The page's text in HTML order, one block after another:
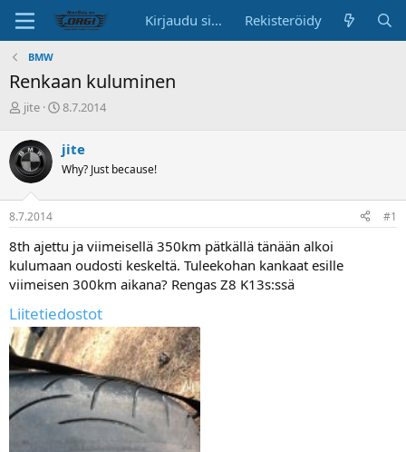
Kirjaudu sisään Rekisteröidy
BMW
Renkaan kuluminen
K
s
k
u
s
t
e
u
n
a
o
i
t
t
a
j
a
jite
A
i
t
s
i
v
ä
8.7.2014
jite
Why? Just because!
8.7.2014 #1
8th ajettu ja viimeisellä 350km pätkällä tänään alkoi
kulumaan oudosti keskeltä. Tuleekohan kankaat esille
viimeisen 300km aikana? Rengas Z8 K13s:ssä
Liitetiedostot